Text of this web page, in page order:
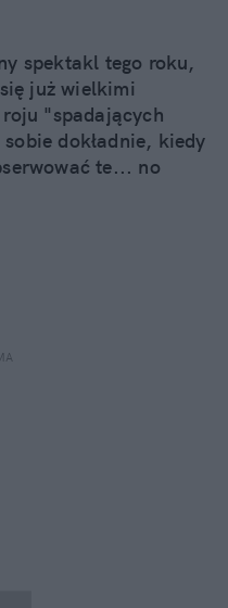
spektakl tego roku,
już wielkimi
"spadających
dokładnie, kiedy
te... no